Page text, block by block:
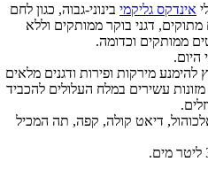
אינדקס גליקמי בינוני-גבוה, כגון לחם
דגני בוקר ממותקים וללא
ממותקים וכדומה.
היום.
להימנע מירקות ופירות ודגנים מלאים
עשירים במלח העלולים להכביד
דיאט קולה, קפה, תה המכיל